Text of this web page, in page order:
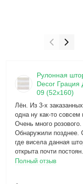
Рулонная
Decor Грация
09 (52x160)
Лён. Из 3-х
одна ну как-то совсем
Очень много розового.
Обнаружили позднее.
где висела данная
открыта почти
Полный отзыв